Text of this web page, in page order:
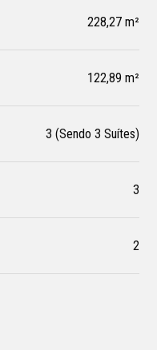
228,27 m²
122,89 m²
3 (Sendo 3 Suítes)
3
2